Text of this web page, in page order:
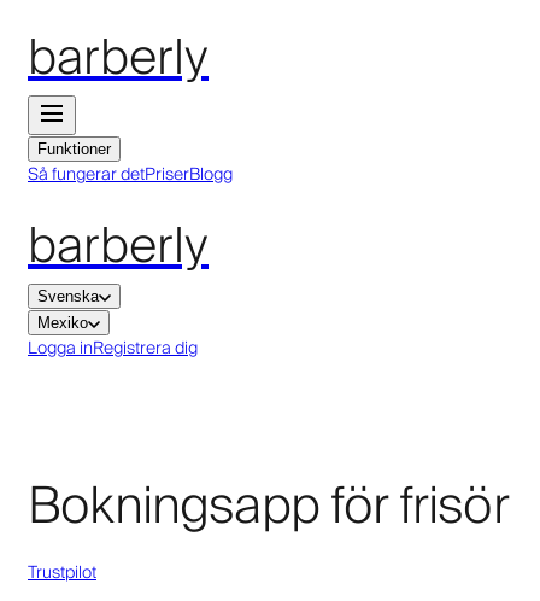
barberly
Funktioner
Så fungerar detPriserBlogg
barberly
Svenska
Mexiko
Logga inRegistrera dig
Bokningsapp för frisör
Trustpilot